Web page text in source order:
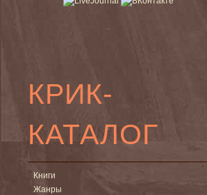
КРИК-
КАТАЛОГ
Книги
Жанры